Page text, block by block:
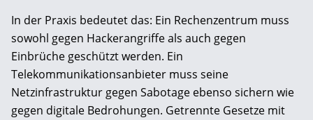
In der Praxis bedeutet das: Ein Rechenzentrum muss
sowohl gegen Hackerangriffe als auch gegen
Einbrüche geschützt werden. Ein
Telekommunikationsanbieter muss seine
Netzinfrastruktur gegen Sabotage ebenso sichern wie
gegen digitale Bedrohungen. Getrennte Gesetze mit